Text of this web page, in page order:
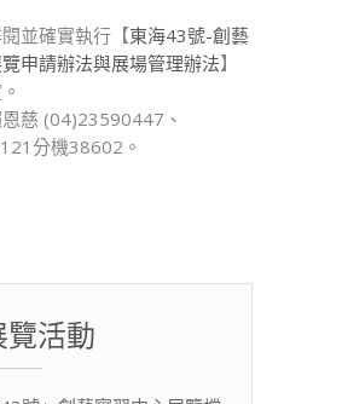
並確實執行【東海43號-創藝
申請辦法與展場管理辦法】
慈 (04)23590447、
分機38602。
活動